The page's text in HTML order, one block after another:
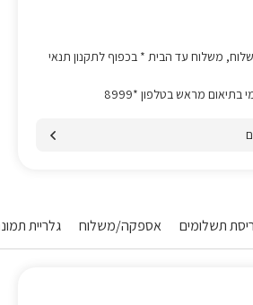
משלוח עד הבית * בכפוף לתקנון תנאי
מראש בטלפון *8999
תשלומים אספקה/משלוח גלריית